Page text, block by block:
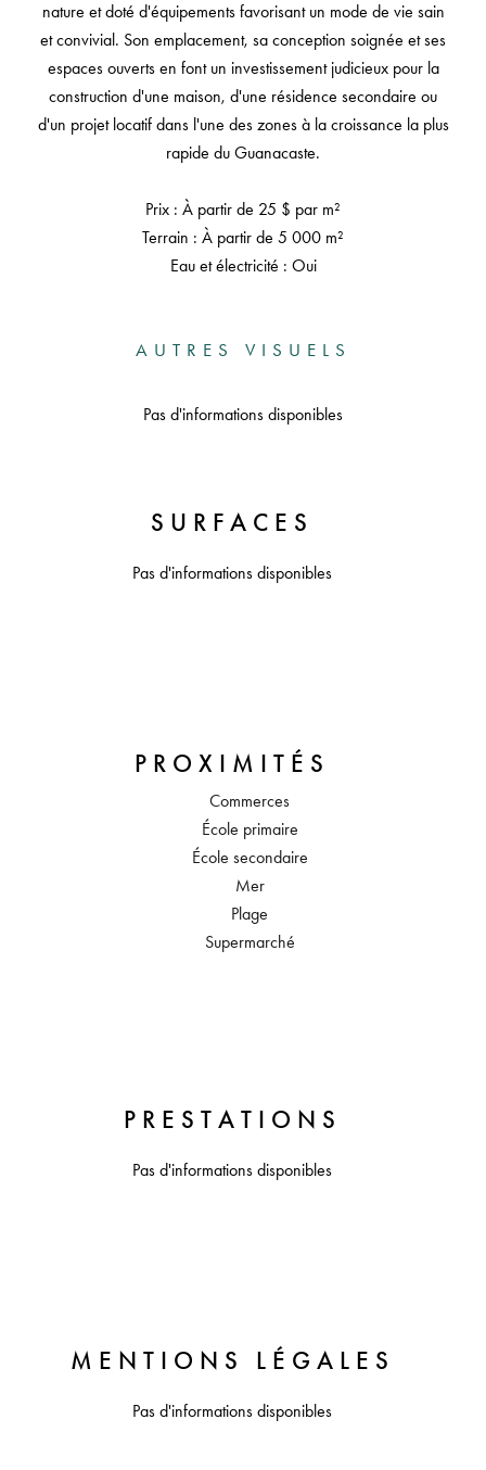
nature et doté d'équipements favorisant un mode de vie sain
et convivial. Son emplacement, sa conception soignée et ses
espaces ouverts en font un investissement judicieux pour la
construction d'une maison, d'une résidence secondaire ou
d'un projet locatif dans l'une des zones à la croissance la plus
rapide du Guanacaste.
Prix : À partir de 25 $ par m²
Terrain : À partir de 5 000 m²
Eau et électricité : Oui
AUTRES VISUELS
Pas d'informations disponibles
SURFACES
Pas d'informations disponibles
PROXIMITÉS
Commerces
École primaire
École secondaire
Mer
Plage
Supermarché
PRESTATIONS
Pas d'informations disponibles
MENTIONS LÉGALES
Pas d'informations disponibles